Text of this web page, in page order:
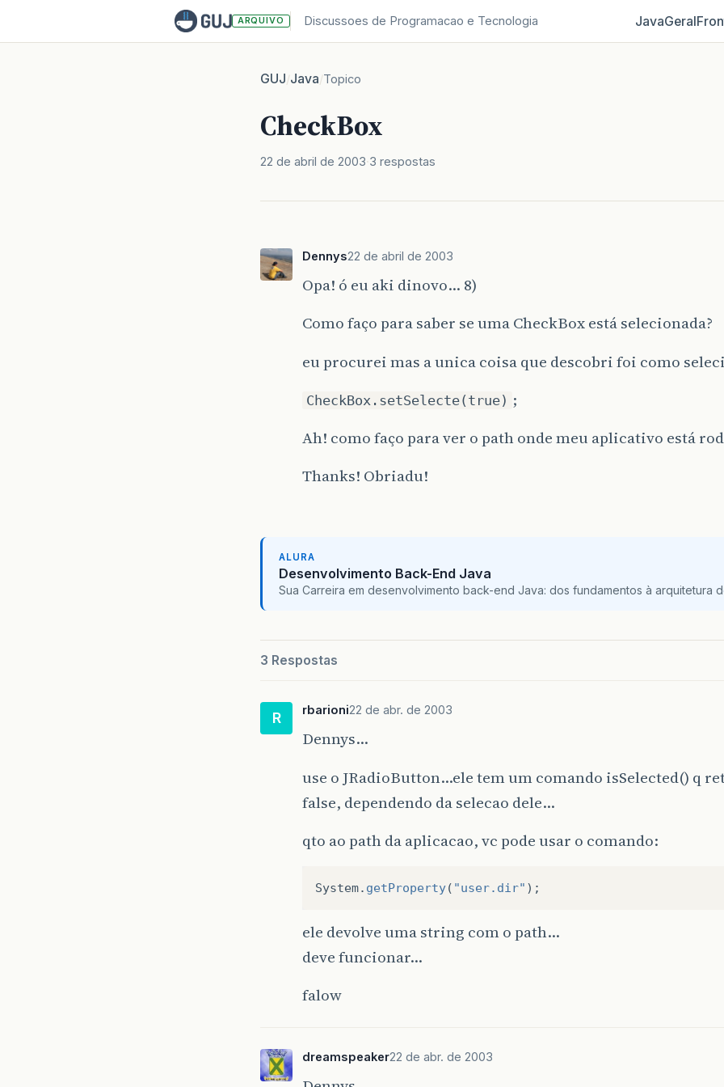
ARQUIVO Discussoes de Programacao e Tecnologia JavaGeral
GUJ/Java/Topico
CheckBox
22 de abril de 2003 3 respostas
Dennys22 de abril de 2003
Opa! ó eu aki dinovo… 8)
Como faço para saber se uma CheckBox está selecionada?
eu procurei mas a unica coisa que descobri foi como
CheckBox.setSelecte(true) ;
Ah! como faço para ver o path onde meu aplicativo está
Thanks! Obriadu!
ALURA
Desenvolvimento Back-End Java
Sua Carreira em desenvolvimento back-end Java: dos fundamentos à arquitetura
3 Respostas
R rbarioni22 de abr. de 2003
Dennys…
use o JRadioButton…ele tem um comando isSelected() q
false, dependendo da selecao dele…
qto ao path da aplicacao, vc pode usar o comando:
System. getProperty( "user.dir" );
ele devolve uma string com o path…
deve funcionar…
falow
dreamspeaker22 de abr. de 2003